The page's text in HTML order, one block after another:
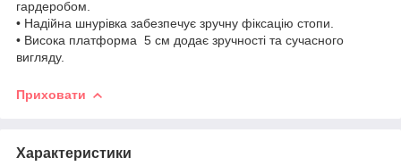
гардеробом.
• Надійна шнурівка забезпечує зручну фіксацію стопи.
• Висока платформа 5 см додає зручності та сучасного
вигляду.
Приховати
Характеристики